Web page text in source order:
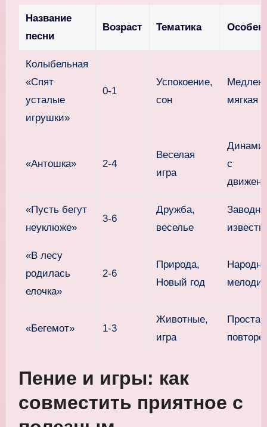
Название
песни
Возраст Тематика
Колыбельная
«Спят
усталые
игрушки»
0-1
Успокоение,
сон
мягкая
«Антошка» 2-4
Веселая
игра
с
«Пусть бегут
неуклюже»
3-6
Дружба,
веселье
«В лесу
родилась
елочка»
2-6
Природа,
Новый год
«Бегемот» 1-3
Животные,
игра
Пение и игры: как
совместить приятное с